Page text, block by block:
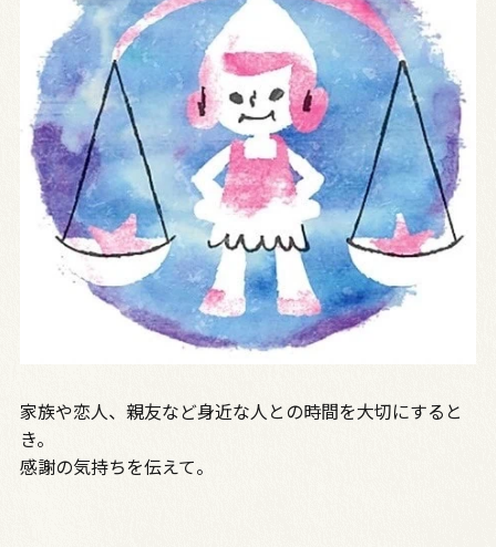
家族や恋人、親友など身近な人との時間を大切にすると
き。
感謝の気持ちを伝えて。